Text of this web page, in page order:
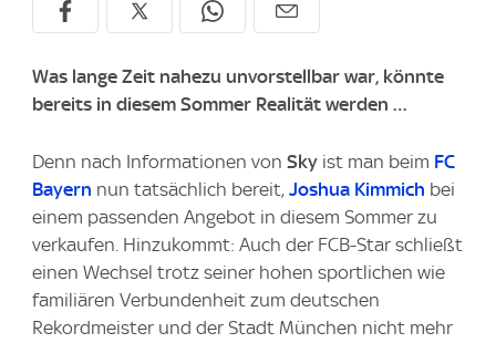
Was lange Zeit nahezu unvorstellbar war, könnte
bereits in diesem Sommer Realität werden …
Denn nach Informationen von Sky ist man beim FC
Bayern nun tatsächlich bereit, Joshua Kimmich bei
einem passenden Angebot in diesem Sommer zu
verkaufen. Hinzukommt: Auch der FCB-Star schließt
einen Wechsel trotz seiner hohen sportlichen wie
familiären Verbundenheit zum deutschen
Rekordmeister und der Stadt München nicht mehr